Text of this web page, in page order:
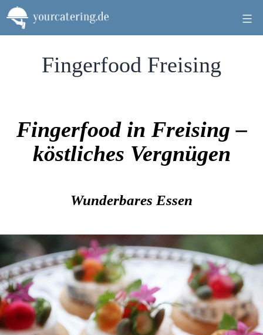
Zum
Inhalt
springen
Fingerfood Freising
Fingerfood in Freising –
köstliches Vergnügen
Wunderbares Essen